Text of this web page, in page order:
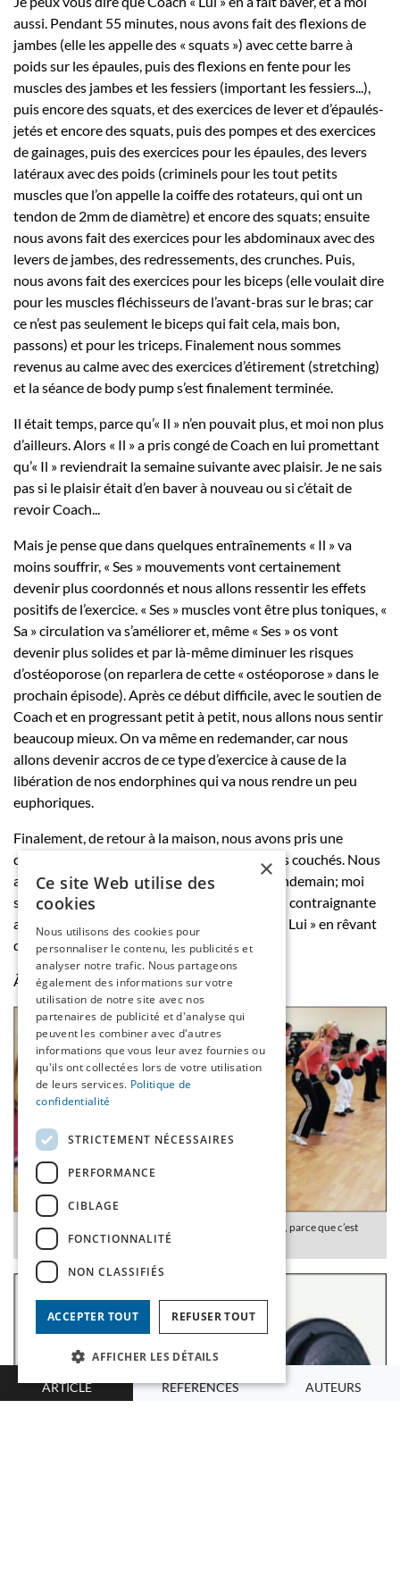
aussi. Pendant 55 minutes, nous avons fait des flexions de
jambes (elle les appelle des « squats ») avec cette barre à
poids sur les épaules, puis des flexions en fente pour les
muscles des jambes et les fessiers (important les fessiers...),
puis encore des squats, et des exercices de lever et d’épaulés-
jetés et encore des squats, puis des pompes et des exercices
de gainages, puis des exercices pour les épaules, des levers
latéraux avec des poids (criminels pour les tout petits
muscles que l’on appelle la coiffe des rotateurs, qui ont un
tendon de 2mm de diamètre) et encore des squats; ensuite
nous avons fait des exercices pour les abdominaux avec des
levers de jambes, des redressements, des crunches. Puis,
nous avons fait des exercices pour les biceps (elle voulait dire
pour les muscles fléchisseurs de l’avant-bras sur le bras; car
ce n’est pas seulement le biceps qui fait cela, mais bon,
passons) et pour les triceps. Finalement nous sommes
revenus au calme avec des exercices d’étirement (stretching)
et la séance de body pump s’est finalement terminée.
Il était temps, parce qu’« Il » n’en pouvait plus, et moi non plus
d’ailleurs. Alors « Il » a pris congé de Coach en lui promettant
qu’« Il » reviendrait la semaine suivante avec plaisir. Je ne sais
pas si le plaisir était d’en baver à nouveau ou si c’était de
revoir Coach...
Mais je pense que dans quelques entraînements « Il » va
moins souffrir, « Ses » mouvements vont certainement
devenir plus coordonnés et nous allons ressentir les effets
positifs de l’exercice. « Ses » muscles vont être plus toniques, «
Sa » circulation va s’améliorer et, même « Ses » os vont
devenir plus solides et par là-même diminuer les risques
d’ostéoporose (on reparlera de cette « ostéoporose » dans le
prochain épisode). Après ce début difficile, avec le soutien de
Coach et en progressant petit à petit, nous allons nous sentir
beaucoup mieux. On va même en redemander, car nous
allons devenir accros de ce type d’exercice à cause de la
libération de nos endorphines qui va nous rendre un peu
euphoriques.
Finalement, de retour à la maison, nous avons pris une
douche bien méritée, puis nous nous sommes couchés. Nous
avons dormi du sommeil du juste jusqu’au lendemain; moi
soulagée dans cette position horizontale peu contraignante
avec seulement 25% du poids de son corps; « Lui » en rêvant
de Coach...
À suivre...
Sur cette photo, vous ne « Le » voyez pas, moi non plus, parce que c’est
lui qui a pris la photo.
ARTICLE RÉFÉRENCES AUTEURS
×
Ce site Web utilise des
cookies
Nous utilisons des cookies pour
personnaliser le contenu, les publicités et
analyser notre trafic. Nous partageons
également des informations sur votre
utilisation de notre site avec nos
partenaires de publicité et d'analyse qui
peuvent les combiner avec d'autres
informations que vous leur avez fournies ou
qu'ils ont collectées lors de votre utilisation
de leurs services. Politique de
confidentialité
STRICTEMENT NÉCESSAIRES
PERFORMANCE
CIBLAGE
FONCTIONNALITÉ
NON CLASSIFIÉS
ACCEPTER TOUT REFUSER TOUT
AFFICHER LES DÉTAILS